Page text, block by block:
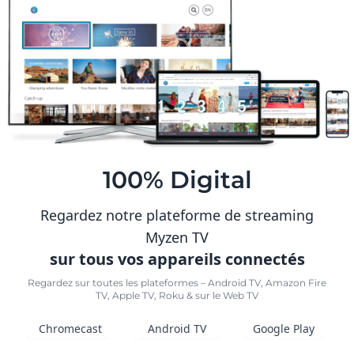
100% Digital
Regardez notre plateforme de streaming
Myzen TV
sur tous vos appareils connectés
Regardez sur toutes les plateformes – Android TV, Amazon Fire
TV, Apple TV, Roku & sur le Web TV
Chromecast Android TV Google Play